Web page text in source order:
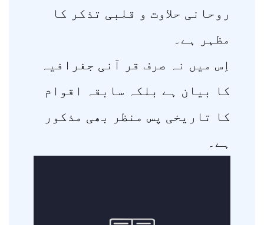
روحانی حلاوت و قلبی تذکر کا
مظہر ہے۔
اِس میں نہ صرف قر آنی جغرافیہ
کا بیان ہے بلکہ سابقہ اقوام
کا تاریخی پس منظر بھی مذکور
ہے۔